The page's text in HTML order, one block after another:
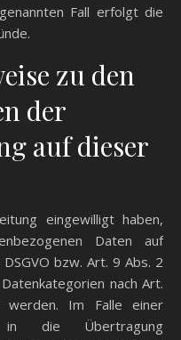
Fall erfolgt die
zu den
der
auf dieser
eingewilligt haben,
Daten auf
bzw. Art. 9 Abs. 2
nach Art.
Im Falle einer
in die Übertragung